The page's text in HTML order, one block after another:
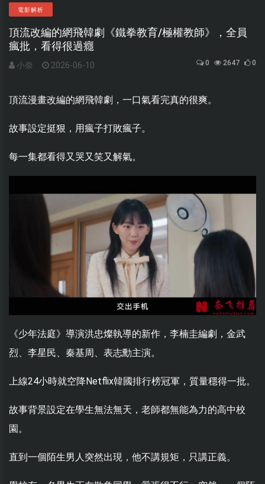
電影解析
頂流改編的網飛韓劇《鐵拳教育/極權教師》，全員
瘋批，看得很過癮
小奈 2026-06-10 0 2647 0
頂流漫畫改編的網飛韓劇，一口氣看完真的很爽。
故事設定挺狠，用瘋子打敗瘋子。
每一集都看得又哭又笑又解氣。
《少年法庭》導演洪忠燦執導的新作，李楠圭編劇，金武
烈、李星民、秦基周、表志勳主演。
上線24小時就空降Netflix韓國排行榜冠軍，質量穩得一批。
故事背景設定在學生無法無天，老師都無能為力的高中校
園。
直到一個陌生男人突然出現，他不講規矩，只講正義。